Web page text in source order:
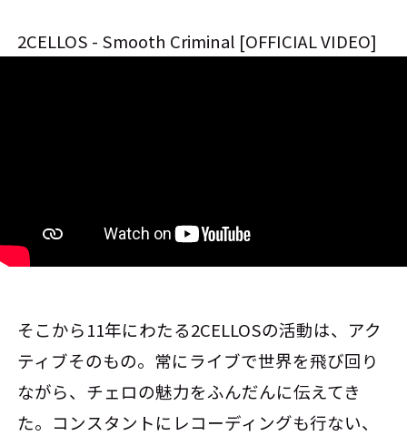
2CELLOS - Smooth Criminal [OFFICIAL VIDEO]
そこから11年にわたる2CELLOSの活動は、アク
ティブそのもの。常にライブで世界を飛び回り
ながら、チェロの魅力をふんだんに伝えてき
た。コンスタントにレコーディングも行ない、